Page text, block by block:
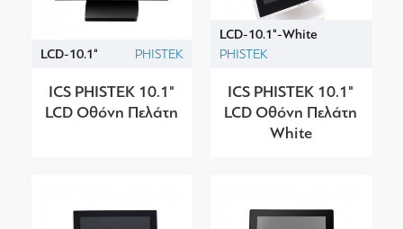
LCD-10.1" PHISTEK
ICS PHISTEK 10.1"
LCD Οθόνη Πελάτη
LCD-10.1"-White
PHISTEK
ICS PHISTEK 10.1"
LCD Οθόνη Πελάτη
White